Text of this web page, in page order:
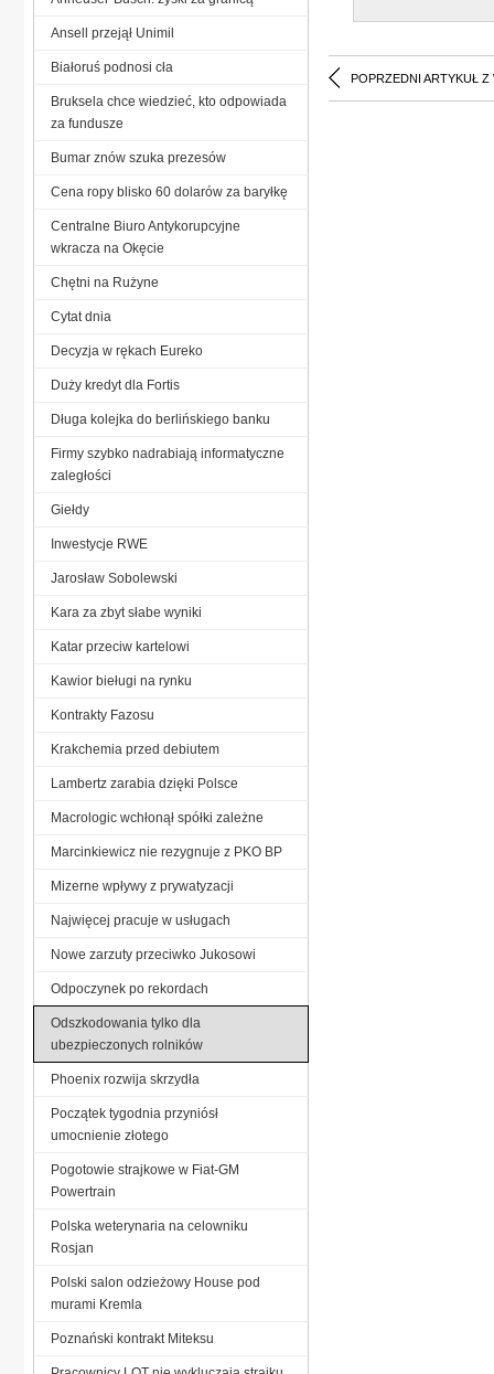
POPRZEDNI ARTYKUŁ Z
Ansell przejął Unimil
Białoruś podnosi cła
Bruksela chce wiedzieć, kto odpowiada
za fundusze
Bumar znów szuka prezesów
Cena ropy blisko 60 dolarów za baryłkę
Centralne Biuro Antykorupcyjne
wkracza na Okęcie
Chętni na Rużyne
Cytat dnia
Decyzja w rękach Eureko
Duży kredyt dla Fortis
Długa kolejka do berlińskiego banku
Firmy szybko nadrabiają informatyczne
zaległości
Giełdy
Inwestycje RWE
Jarosław Sobolewski
Kara za zbyt słabe wyniki
Katar przeciw kartelowi
Kawior bieługi na rynku
Kontrakty Fazosu
Krakchemia przed debiutem
Lambertz zarabia dzięki Polsce
Macrologic wchłonął spółki zależne
Marcinkiewicz nie rezygnuje z PKO BP
Mizerne wpływy z prywatyzacji
Najwięcej pracuje w usługach
Nowe zarzuty przeciwko Jukosowi
Odpoczynek po rekordach
Odszkodowania tylko dla
ubezpieczonych rolników
Phoenix rozwija skrzydła
Początek tygodnia przyniósł
umocnienie złotego
Pogotowie strajkowe w Fiat-GM
Powertrain
Polska weterynaria na celowniku
Rosjan
Polski salon odzieżowy House pod
murami Kremla
Poznański kontrakt Miteksu